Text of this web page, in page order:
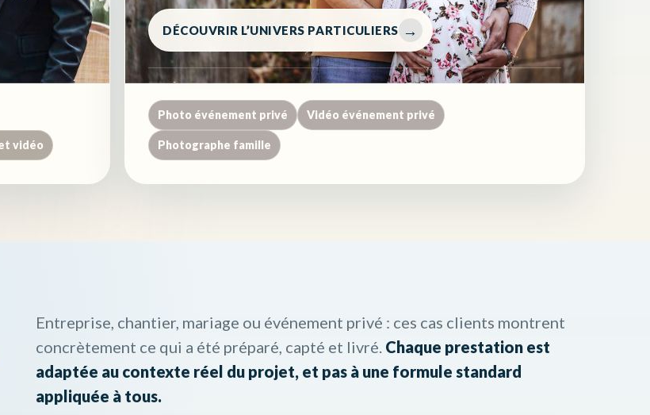
vidéo
DÉCOUVRIR L’UNIVERS PARTICULIERS
ACCÈS DIRECTS
Photo événement privé Vidéo événement privé
Photographe famille
Entreprise, chantier, mariage ou événement privé : ces cas clients montrent
concrètement ce qui a été préparé, capté et livré. Chaque prestation est
adaptée au contexte réel du projet, et pas à une formule standard
appliquée à tous.